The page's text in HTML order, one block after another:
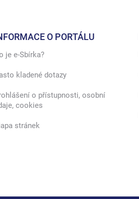
O PORTÁLU
je e-Sbírka?
kladené dotazy
o přístupnosti, osobní
cookies
stránek